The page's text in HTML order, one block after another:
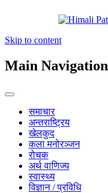
Skip to content
Main Navigation
समाचार
अन्तराष्ट्रिय
खेलकुद
कला मनोरञ्जन
रोचक
अर्थ वाणिज्य
स्वास्थ्य
विज्ञान / प्रविधि